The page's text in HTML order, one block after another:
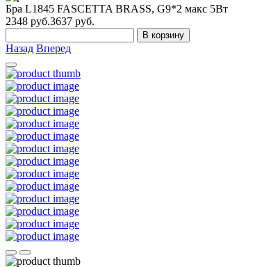
Бра L1845 FASCETTA BRASS, G9*2 макс 5Вт
2348 руб.3637 руб.
В корзину
Назад Вперед